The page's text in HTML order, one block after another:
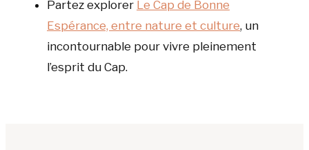
Partez explorer Le Cap de Bonne
Espérance, entre nature et culture, un
incontournable pour vivre pleinement
l’esprit du Cap.